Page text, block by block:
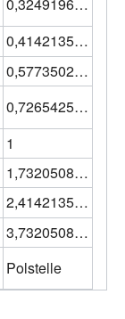
0,4142135…
0,5773502…
0,7265425…
1
1,7320508…
2,4142135…
3,7320508…
Polstelle